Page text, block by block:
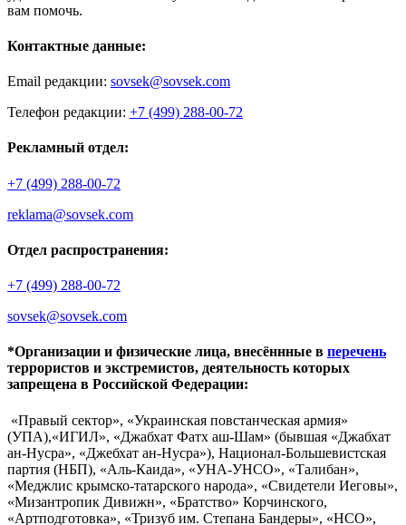
вам помочь.
Контактные данные:
Email редакции: sovsek@sovsek.com
Телефон редакции: +7 (499) 288-00-72
Рекламный отдел:
+7 (499) 288-00-72
reklama@sovsek.com
Отдел распространения:
+7 (499) 288-00-72
sovsek@sovsek.com
*Организации и физические лица, внесённные в перечень
террористов и экстремистов, деятельность которых
запрещена в Российской Федерации:
«Правый сектор», «Украинская повстанческая армия»
(УПА),«ИГИЛ», «Джабхат Фатх аш-Шам» (бывшая «Джабхат
ан-Нусра», «Джебхат ан-Нусра»), Национал-Большевистская
партия (НБП), «Аль-Каида», «УНА-УНСО», «Талибан»,
«Меджлис крымско-татарского народа», «Свидетели Иеговы»,
«Мизантропик Дивижн», «Братство» Корчинского,
«Артподготовка», «Тризуб им. Степана Бандеры», «НСО»,